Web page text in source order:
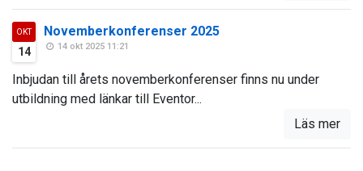
OKT
14
Novemberkonferenser 2025
14 okt 2025 11:21
Inbjudan till årets novemberkonferenser finns nu under
utbildning med länkar till Eventor...
Läs mer